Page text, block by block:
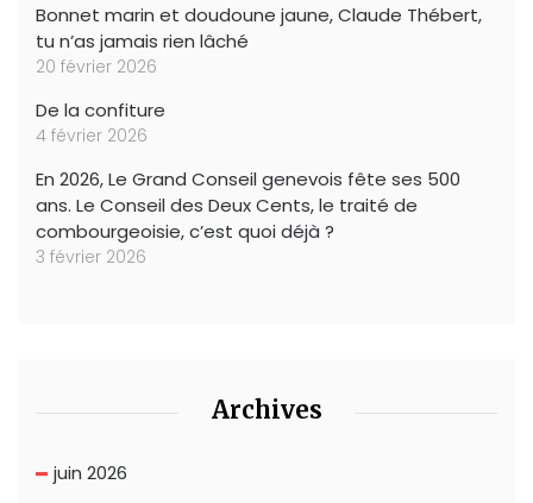
Bonnet marin et doudoune jaune, Claude Thébert,
tu n’as jamais rien lâché
20 février 2026
De la confiture
4 février 2026
En 2026, Le Grand Conseil genevois fête ses 500
ans. Le Conseil des Deux Cents, le traité de
combourgeoisie, c’est quoi déjà ?
3 février 2026
Archives
juin 2026